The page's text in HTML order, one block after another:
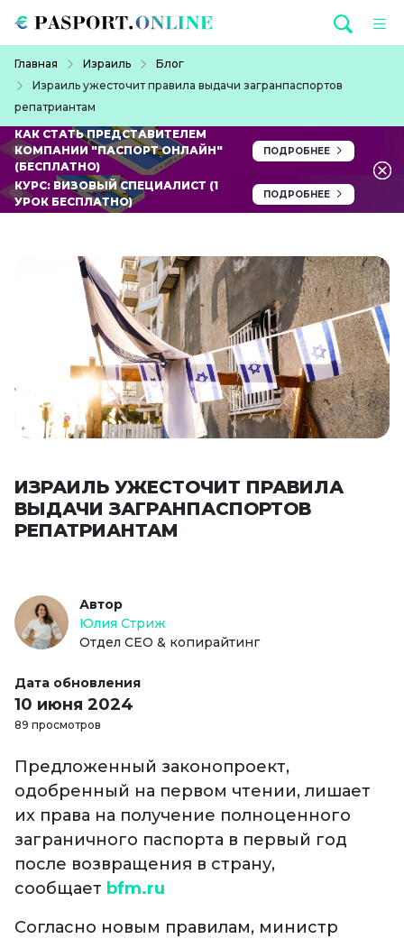
Главная Израиль
Блог
Израиль ужесточит правила выдачи загранпаспортов
репатриантам
КАК СТАТЬ ПРЕДСТАВИТЕЛЕМ
КОМПАНИИ "ПАСПОРТ ОНЛАЙН"
(БЕСПЛАТНО)
ПОДРОБНЕЕ
КУРС: ВИЗОВЫЙ СПЕЦИАЛИСТ (1
УРОК БЕСПЛАТНО)
ПОДРОБНЕЕ
ИЗРАИЛЬ УЖЕСТОЧИТ ПРАВИЛА
ВЫДАЧИ ЗАГРАНПАСПОРТОВ
РЕПАТРИАНТАМ
Автор
Юлия Стриж
Отдел СЕО & копирайтинг
Дата обновления
10 июня 2024
89 просмотров
Предложенный законопроект,
одобренный на первом чтении, лишает
их права на получение полноценного
заграничного паспорта в первый год
после возвращения в страну,
сообщает bfm.ru
Согласно новым правилам, министр